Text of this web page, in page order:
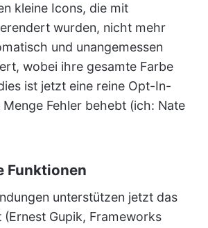
kleine Icons, die mit
wurden, nicht mehr
und unangemessen
wobei ihre gesamte Farbe
ist jetzt eine reine Opt-In-
Menge Fehler behebt (ich: Nate
Funktionen
unterstützen jetzt das
Gupik, Frameworks